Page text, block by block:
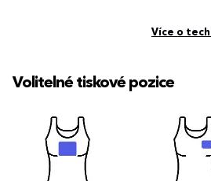
Více o
Volitelné tiskové pozice